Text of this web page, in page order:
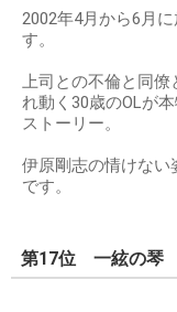
2002年4月から6月
す。
上司との不倫と同僚
れ動く30歳のOLが
ストーリー。
伊原剛志の情けない
です。
第17位 一絃の琴